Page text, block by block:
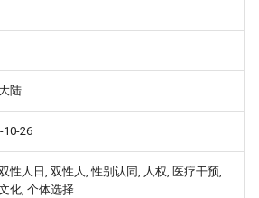
陆
10-26
性人日, 双性人, 性别认同, 人权, 医疗干预,
化, 个体选择